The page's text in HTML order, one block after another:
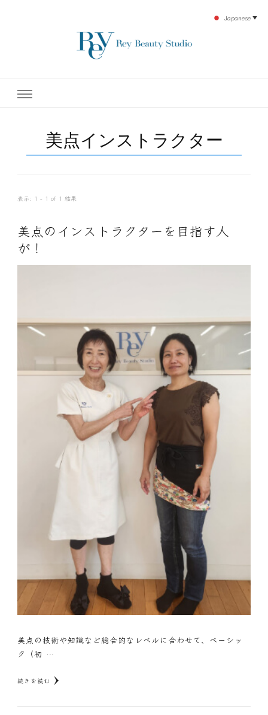
エステ
テ開設45年の実績を誇る本格エステだからこそ、お客様が必ず満足してもらえるこ
美点インストラクター
表示: 1 - 1 of 1 結果
美点のインストラクターを目指す人
が！
美点の技術や知識など総合的なレベルに合わせて、ベーシッ
ク（初 …
続きを読む
Japanese ▼